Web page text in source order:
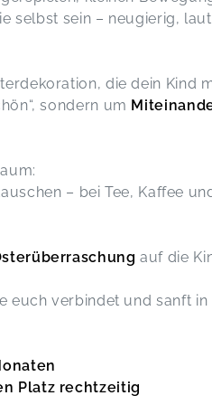
selbst sein – neugierig,
die dein Kind
sondern um
– bei Tee, Kaffee
auf die
euch verbindet und sanft
Platz rechtzeitig